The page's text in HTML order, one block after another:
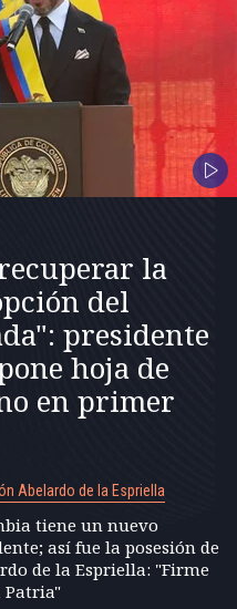
la
del
presidente
hoja de
en primer
Abelardo de la Espriella
tiene un nuevo
así fue la posesión de
de la Espriella: "Firme
Patria"